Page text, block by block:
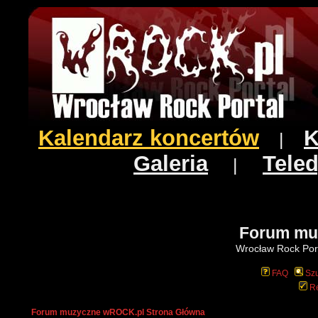
Kalendarz koncertów
Galeria|
Forum
Wrocław Rock
FAQ
Forum muzyczne wROCK.pl Strona Główna